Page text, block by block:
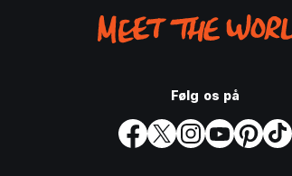
Følg os på